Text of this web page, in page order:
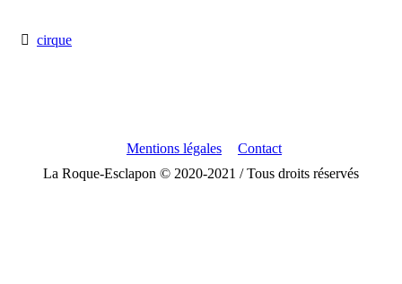
cirque
Mentions légales
Contact
La Roque-Esclapon © 2020-2021 / Tous droits réservés